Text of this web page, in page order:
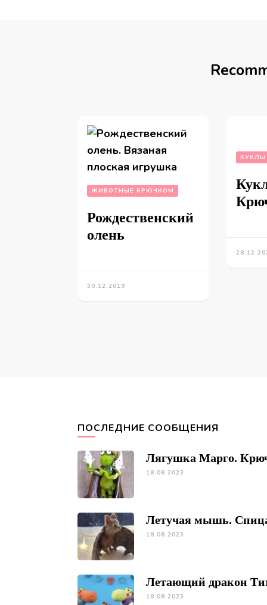
ЖИВОТНЫЕ КРЮЧКОМ
Рождественский
олень
30.12.2019
ПОСЛЕДНИЕ СООБЩЕНИЯ
Лягушка Марго.
18.08.2023
Летучая мышь.
18.08.2023
Летающий дракон
18.08.2023